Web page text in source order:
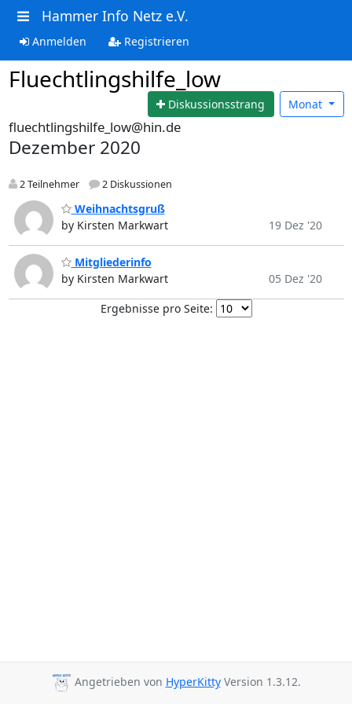
Hammer Info Netz e.V.
Anmelden Registrieren
Fluechtlingshilfe_low
Diskussionsstrang Monat
fluechtlingshilfe_low@hin.de
Dezember 2020
2 Teilnehmer 2 Diskussionen
Weihnachtsgruß
by Kirsten Markwart
19 Dez '20
Mitgliederinfo
by Kirsten Markwart
05 Dez '20
Ergebnisse pro Seite:
Angetrieben von HyperKittyVersion 1.3.12.